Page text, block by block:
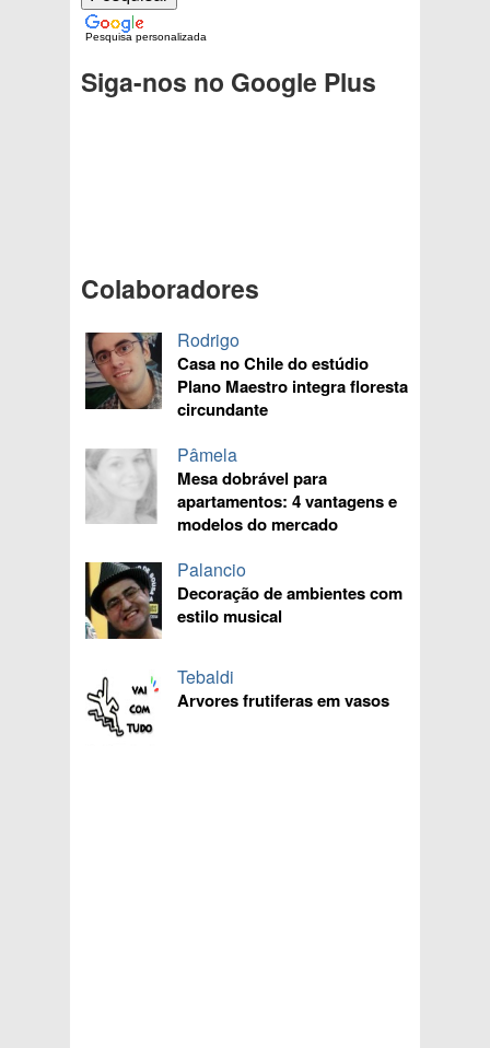
Pesquisa personalizada
Siga-nos no Google Plus
Colaboradores
Rodrigo
Casa no Chile do estúdio
Plano Maestro integra floresta
circundante
Pâmela
Mesa dobrável para
apartamentos: 4 vantagens e
modelos do mercado
Palancio
Decoração de ambientes com
estilo musical
Tebaldi
Arvores frutiferas em vasos